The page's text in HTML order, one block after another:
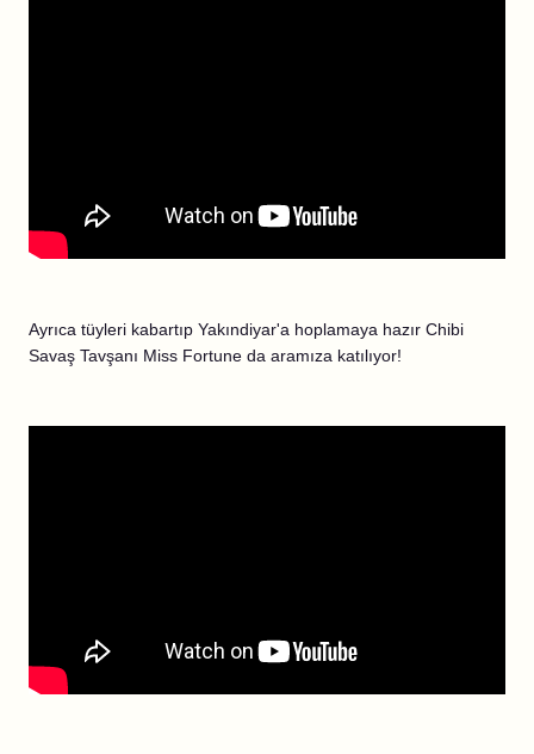
Ayrıca tüyleri kabartıp Yakındiyar'a hoplamaya hazır Chibi
Savaş Tavşanı Miss Fortune da aramıza katılıyor!